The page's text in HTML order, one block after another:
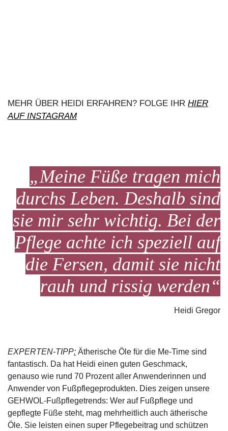
MEHR ÜBER HEIDI ERFAHREN? FOLGE IHR HIER
AUF INSTAGRAM
„Meine Füße tragen mich
durchs Leben. Deshalb sind
sie mir sehr wichtig. Bei der
Pflege achte ich speziell auf
die Fersen, damit sie nicht
rauh und rissig werden“
Heidi Gregor
EXPERTEN-TIPP: Ätherische Öle für die Me-Time sind
fantastisch. Da hat Heidi einen guten Geschmack,
genauso wie rund 70 Prozent aller Anwenderinnen und
Anwender von Fußpflegeprodukten. Dies zeigen unsere
GEHWOL-Fußpflegetrends: Wer auf Fußpflege und
gepflegte Füße steht, mag mehrheitlich auch ätherische
Öle. Sie leisten einen super Pflegebeitrag und schützen